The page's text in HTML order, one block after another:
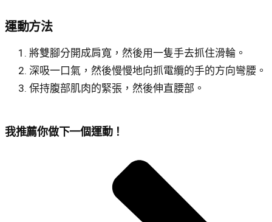
運動方法
將雙腳分開成肩寬，然後用一隻手去抓住滑輪。
深吸一口氣，然後慢慢地向抓電纜的手的方向彎腰。
保持腹部肌肉的緊張，然後伸直腰部。
我推薦你做下一個運動！